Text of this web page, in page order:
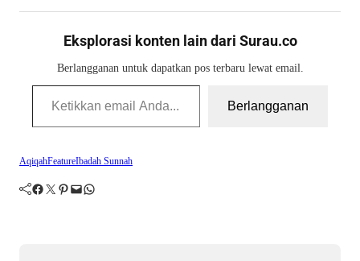
Eksplorasi konten lain dari Surau.co
Berlangganan untuk dapatkan pos terbaru lewat email.
Ketikkan email Anda...
Berlangganan
AqiqahFeatureIbadah Sunnah
Facebook Twitter Pinterest Mail WhatsApp